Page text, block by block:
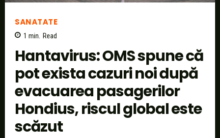
SANATATE
1 min. Read
Hantavirus: OMS spune că
pot exista cazuri noi după
evacuarea pasagerilor
Hondius, riscul global este
scăzut